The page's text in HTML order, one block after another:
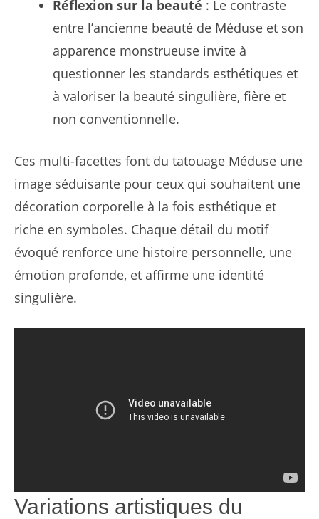
Réflexion sur la beauté : Le contraste
entre l’ancienne beauté de Méduse et son
apparence monstrueuse invite à
questionner les standards esthétiques et
à valoriser la beauté singulière, fière et
non conventionnelle.
Ces multi-facettes font du tatouage Méduse une
image séduisante pour ceux qui souhaitent une
décoration corporelle à la fois esthétique et
riche en symboles. Chaque détail du motif
évoqué renforce une histoire personnelle, une
émotion profonde, et affirme une identité
singulière.
Variations artistiques du